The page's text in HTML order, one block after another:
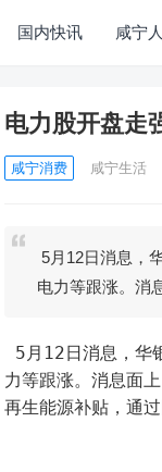
国内快讯 咸宁
电力股开盘走
咸宁消费 咸宁生活
5月12日消息，
电力等跟涨。消
5月12日消息，华
力等跟涨。消息面
再生能源补贴，通